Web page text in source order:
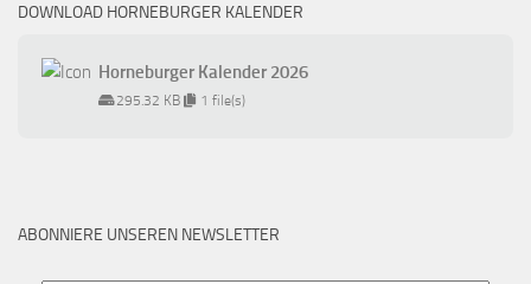
DOWNLOAD HORNEBURGER KALENDER
Horneburger Kalender 2026
295.32 KB 1 file(s)
ABONNIERE UNSEREN NEWSLETTER